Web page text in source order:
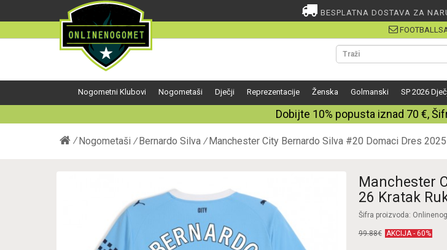
BESPLATNA DOSTAVA ZA
Nogometni Klubovi Nogometaši Dječji Reprezentacije Ženska Golmanski SP 2026
Dobijte 10% popusta iznad 70 €,
Nogometaši Bernardo Silva Manchester City Bernardo Silva #20 Domaci Dres
Manchester
26 Kratak
Šifra proizvoda:
99.88€ AKCIJA - 60%